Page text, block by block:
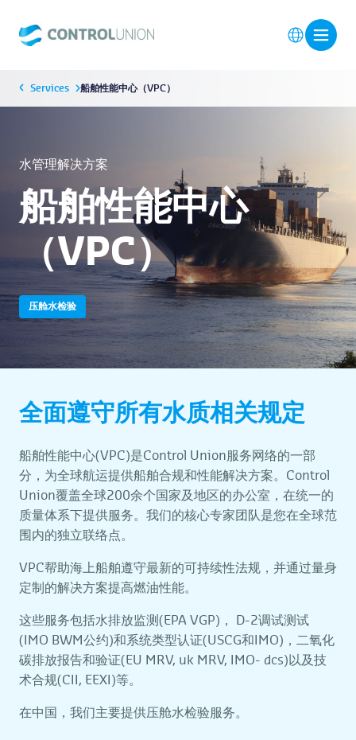
Services 船舶性能中心（VPC）
水管理解决方案
船舶性能中心
（VPC）
压舱水检验
全面遵守所有水质相关规定
船舶性能中心(VPC)是Control Union服务网络的一部
分，为全球航运提供船舶合规和性能解决方案。Control
Union覆盖全球200余个国家及地区的办公室，在统一的
质量体系下提供服务。我们的核心专家团队是您在全球范
围内的独立联络点。
VPC帮助海上船舶遵守最新的可持续性法规，并通过量身
定制的解决方案提高燃油性能。
这些服务包括水排放监测(EPA VGP)， D-2调试测试
(IMO BWM公约)和系统类型认证(USCG和IMO)，二氧化
碳排放报告和验证(EU MRV, uk MRV, IMO- dcs)以及技
术合规(CII, EEXI)等。
在中国，我们主要提供压舱水检验服务。